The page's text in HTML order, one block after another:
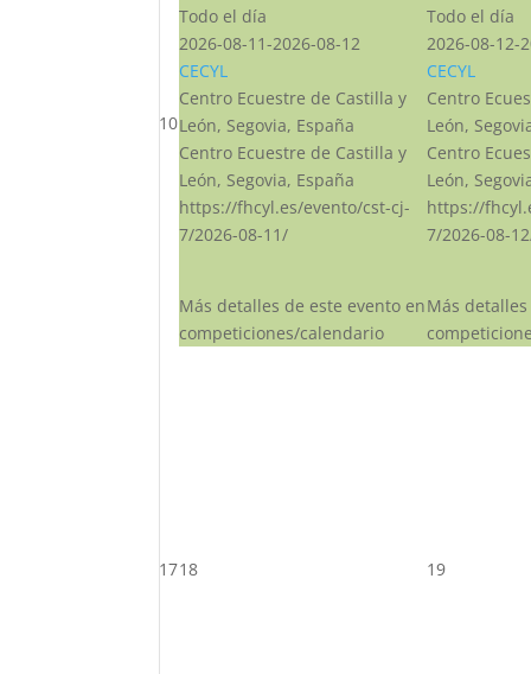
10
Todo el día
2026-08-11-2026-08-12
CECYL
Centro Ecuestre de Castilla y
León, Segovia, España
Centro Ecuestre de Castilla y
León, Segovia, España
https://fhcyl.es/evento/cst-cj-
7/2026-08-11/
Más detalles de este evento en
competiciones/calendario
Todo el día
2026-08-12-
CECYL
Centro
León,
Centro
León,
https://
7/2026-08-
Más
1718 19